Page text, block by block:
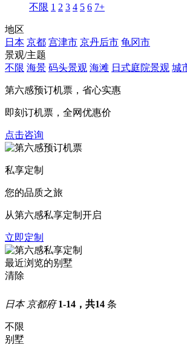
不限 1 2 3 4 5 6 7+
地区
日本 京都 宫津市 京丹后市 龟冈市
景观/主题
不限 海景 码头景观 海滩 日式庭院景观 城
第六感预订机票， 省心实惠
即刻订机票，全网优惠价
点击咨询
私享定制
您的品质之旅
从第六感私享定制开启
立即定制
最近浏览的别墅
清除
日本 京都府 1-14，共14 条
不限
别墅